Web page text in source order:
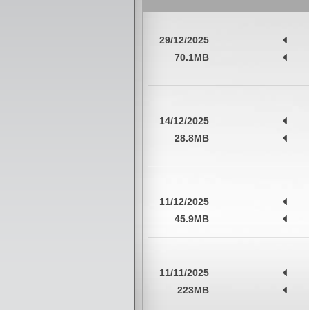
29/12/2025
70.1MB
14/12/2025
28.8MB
11/12/2025
45.9MB
11/11/2025
223MB